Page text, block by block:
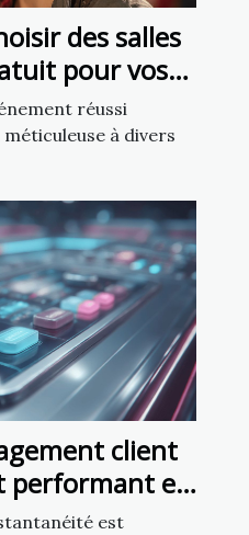
des salles
pour vos
réussi
à divers
client
performant en
est